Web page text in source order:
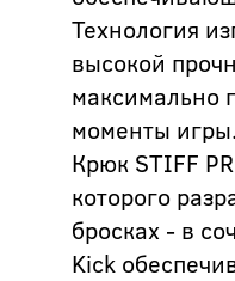
Технология
высокой
максимально
моменты игры.
Крюк STIFF
которого
бросках - в
Kick